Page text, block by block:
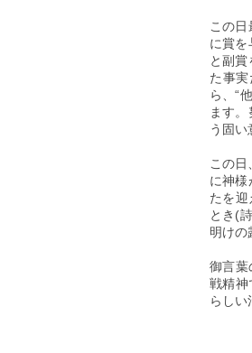
この
に賞を
と副
た事
ら、“
ます
う固い
この日
に神様
たを迎
とき(
明けの
御言葉
戦精神
らしい